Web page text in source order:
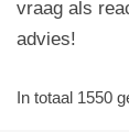
vraag als
advies!
In totaal 1550